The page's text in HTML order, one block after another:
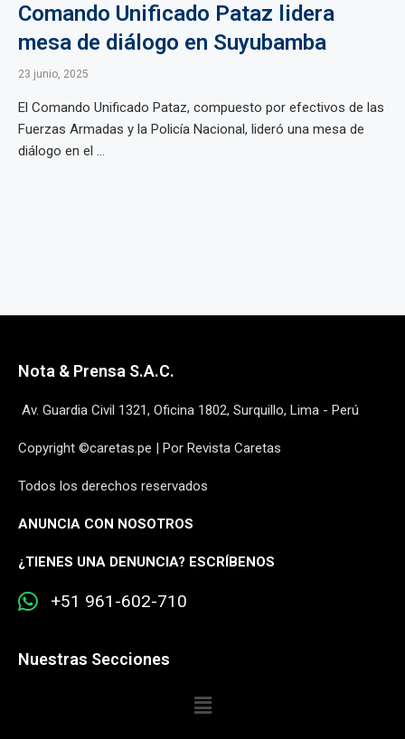
Comando Unificado Pataz lidera
mesa de diálogo en Suyubamba
23 junio, 2025
El Comando Unificado Pataz, compuesto por efectivos de las
Fuerzas Armadas y la Policía Nacional, lideró una mesa de
diálogo en el ...
Nota & Prensa S.A.C.
Av. Guardia Civil 1321, Oficina 1802, Surquillo, Lima - Perú
Copyright ©caretas.pe | Por Revista Caretas
Todos los derechos reservados
ANUNCIA CON NOSOTROS
¿TIENES UNA DENUNCIA? ESCRÍBENOS
+51 961-602-710
Nuestras Secciones